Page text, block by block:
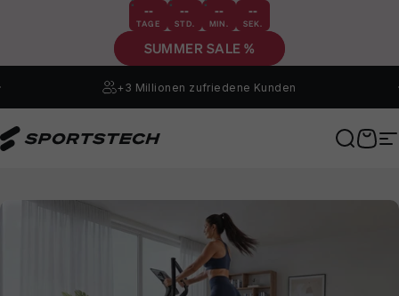
--
TAGE
--
STD.
--
MIN.
--
SEK.
SUMMER SALE %
+3 Millionen zufriedene Kunden
Sportstech Suche